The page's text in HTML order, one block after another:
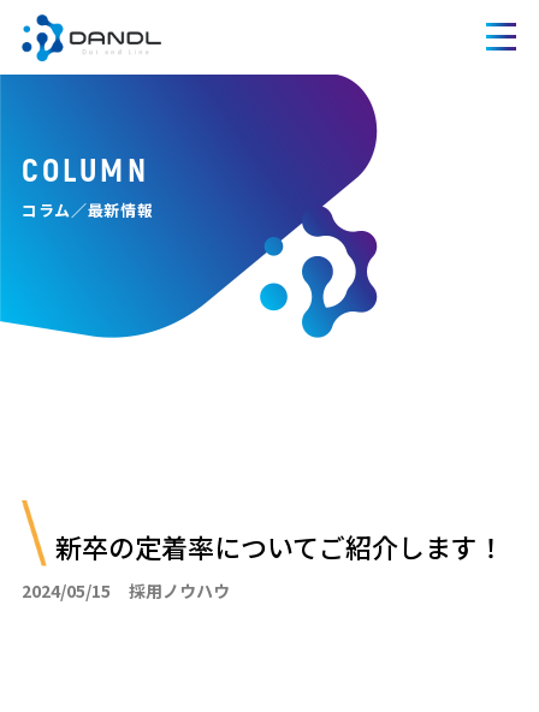
COLUMN
コラム／最新情報
新卒の定着率についてご紹介します！
2024/05/15 採用ノウハウ